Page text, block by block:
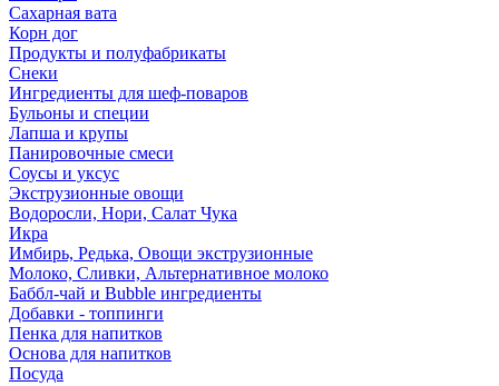
Сахарная вата
Корн дог
Продукты и полуфабрикаты
Снеки
Ингредиенты для шеф-поваров
Бульоны и специи
Лапша и крупы
Панировочные смеси
Соусы и уксус
Экструзионные овощи
Водоросли, Нори, Салат Чука
Икра
Имбирь, Редька, Овощи экструзионные
Молоко, Сливки, Альтернативное молоко
Баббл-чай и Bubble ингредиенты
Добавки - топпинги
Пенка для напитков
Основа для напитков
Посуда